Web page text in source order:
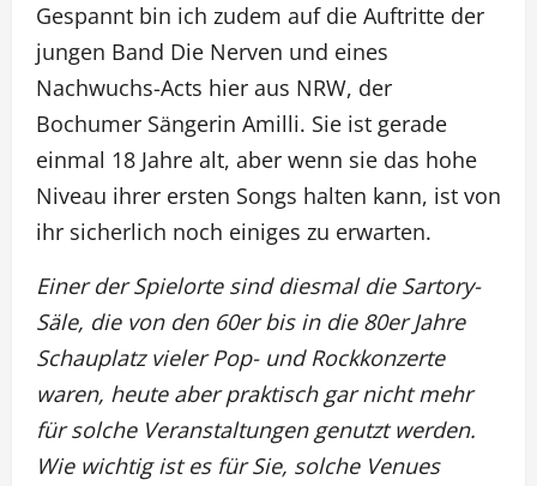
Gespannt bin ich zudem auf die Auftritte der
jungen Band Die Nerven und eines
Nachwuchs-Acts hier aus NRW, der
Bochumer Sängerin Amilli. Sie ist gerade
einmal 18 Jahre alt, aber wenn sie das hohe
Niveau ihrer ersten Songs halten kann, ist von
ihr sicherlich noch einiges zu erwarten.
Einer der Spielorte sind diesmal die Sartory-
Säle, die von den 60er bis in die 80er Jahre
Schauplatz vieler Pop- und Rockkonzerte
waren, heute aber praktisch gar nicht mehr
für solche Veranstaltungen genutzt werden.
Wie wichtig ist es für Sie, solche Venues